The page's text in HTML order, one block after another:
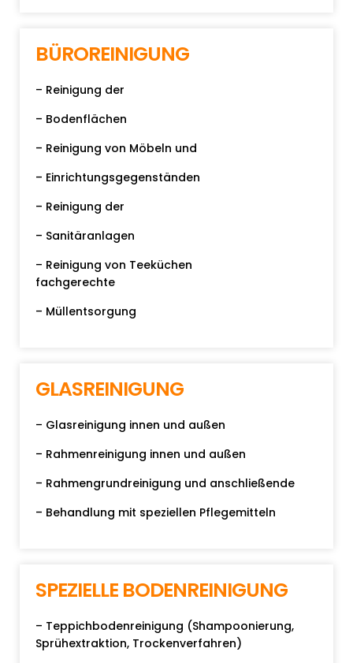
BÜROREINIGUNG
– Reinigung der
– Bodenflächen
– Reinigung von Möbeln und
– Einrichtungsgegenständen
– Reinigung der
– Sanitäranlagen
– Reinigung von Teeküchen
fachgerechte
– Müllentsorgung
GLASREINIGUNG
– Glasreinigung innen und außen
– Rahmenreinigung innen und außen
– Rahmengrundreinigung und anschließende
– Behandlung mit speziellen Pflegemitteln
SPEZIELLE BODENREINIGUNG
– Teppichbodenreinigung (Shampoonierung,
Sprühextraktion, Trockenverfahren)